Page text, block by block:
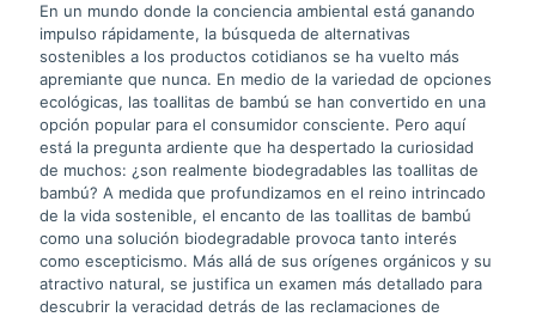
En un mundo donde la conciencia ambiental está ganando
impulso rápidamente, la búsqueda de alternativas
sostenibles a los productos cotidianos se ha vuelto más
apremiante que nunca. En medio de la variedad de opciones
ecológicas, las toallitas de bambú se han convertido en una
opción popular para el consumidor consciente. Pero aquí
está la pregunta ardiente que ha despertado la curiosidad
de muchos: ¿son realmente biodegradables las toallitas de
bambú? A medida que profundizamos en el reino intrincado
de la vida sostenible, el encanto de las toallitas de bambú
como una solución biodegradable provoca tanto interés
como escepticismo. Más allá de sus orígenes orgánicos y su
atractivo natural, se justifica un examen más detallado para
descubrir la veracidad detrás de las reclamaciones de